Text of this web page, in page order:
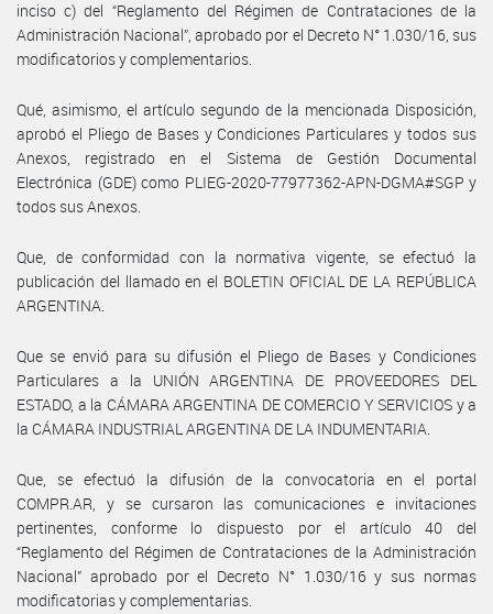
inciso c) del “Reglamento del Régimen de Contrataciones de la
Administración Nacional”, aprobado por el Decreto N° 1.030/16, sus
modificatorios y complementarios.
Qué, asimismo, el artículo segundo de la mencionada Disposición,
aprobó el Pliego de Bases y Condiciones Particulares y todos sus
Anexos, registrado en el Sistema de Gestión Documental
Electrónica (GDE) como PLIEG-2020-77977362-APN-DGMA#SGP y
todos sus Anexos.
Que, de conformidad con la normativa vigente, se efectuó la
publicación del llamado en el BOLETIN OFICIAL DE LA REPÚBLICA
ARGENTINA.
Que se envió para su difusión el Pliego de Bases y Condiciones
Particulares a la UNIÓN ARGENTINA DE PROVEEDORES DEL
ESTADO, a la CÁMARA ARGENTINA DE COMERCIO Y SERVICIOS y a
la CÁMARA INDUSTRIAL ARGENTINA DE LA INDUMENTARIA.
Que, se efectuó la difusión de la convocatoria en el portal
COMPR.AR, y se cursaron las comunicaciones e invitaciones
pertinentes, conforme lo dispuesto por el artículo 40 del
“Reglamento del Régimen de Contrataciones de la Administración
Nacional” aprobado por el Decreto N° 1.030/16 y sus normas
modificatorias y complementarias.